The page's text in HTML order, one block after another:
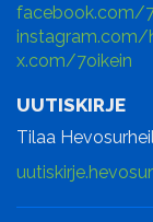
facebook.com/
instagram.com/
x.com/7oikein
UUTISKIRJE
Tilaa